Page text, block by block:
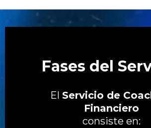
Fases del
El Servicio de
Financiero
consiste en: